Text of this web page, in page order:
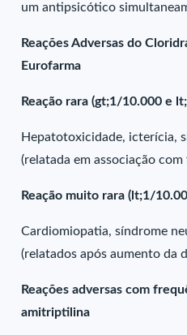
um antipsicótico
Reações Adversas do
Eurofarma
Reação rara (gt;1/10.000 e
Hepatotoxicidade, icterícia,
(relatada em associação com
Reação muito rara (lt;1/
Cardiomiopatia, síndrome
(relatados após aumento da
Reações adversas com
amitriptilina